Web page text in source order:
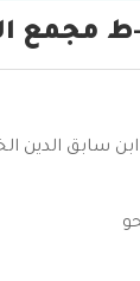
ط مجمع
ابن سابق الدين